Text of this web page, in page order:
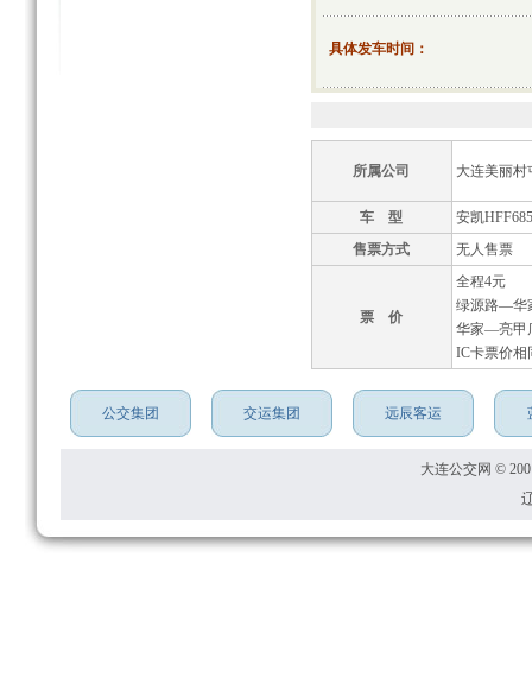
具体发车时间：
所属公司 大连美丽村
车 型
安凯
售票方式
无人售票
票 价
全程4元
绿源路—华
华家—亮甲
IC卡票价相
公交集团 交运集团 远辰客运
大连公交网 ©